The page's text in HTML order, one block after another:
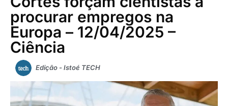
procurar empregos na
Europa – 12/04/2025 –
Ciência
Edição - Istoé TECH